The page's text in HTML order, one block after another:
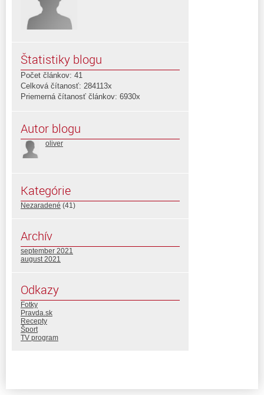
Štatistiky blogu
Počet článkov: 41
Celková čítanosť: 284113x
Priemerná čítanosť článkov: 6930x
Autor blogu
oliver
Kategórie
Nezaradené (41)
Archív
september 2021
august 2021
Odkazy
Fotky
Pravda.sk
Recepty
Šport
TV program